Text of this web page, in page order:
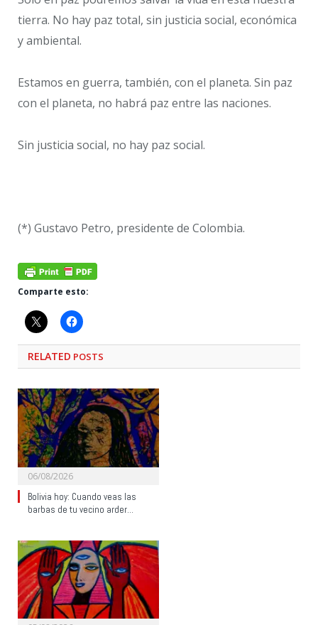
tierra. No hay paz total, sin justicia social, económica
y ambiental.
Estamos en guerra, también, con el planeta. Sin paz
con el planeta, no habrá paz entre las naciones.
Sin justicia social, no hay paz social.
(*) Gustavo Petro, presidente de Colombia.
Comparte esto:
RELATED POSTS
06/08/2026
Bolivia hoy: Cuando veas las
barbas de tu vecino arder…